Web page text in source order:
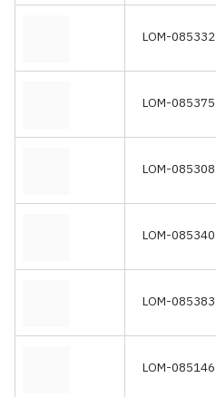
LOM-085332
LOM-085375
LOM-085308
LOM-085340
LOM-085383
LOM-085146